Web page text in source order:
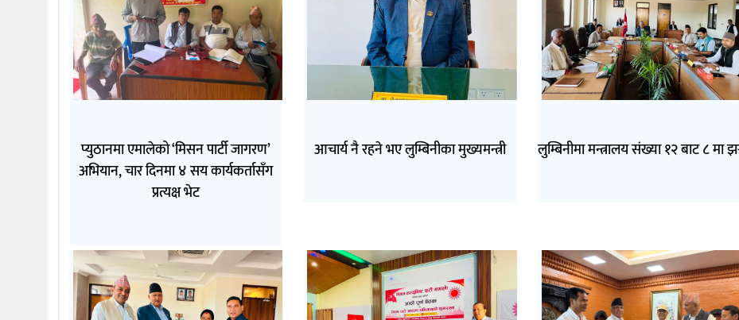
प्युठानमा एमालेको ‘मिसन पार्टी जागरण’
अभियान, चार दिनमा ४ सय कार्यकर्तासँग
प्रत्यक्ष भेट
आचार्य नै रहने भए लुम्बिनीका मुख्यमन्त्री लुम्बिनीमा मन्त्रालय संख्या १२ बाट ८ मा